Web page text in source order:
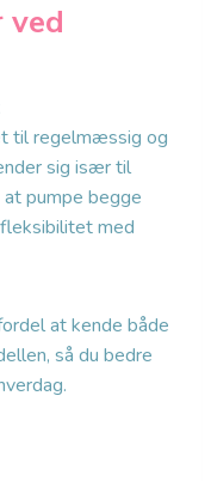
ved
til regelmæssig og
sig især til
pumpe begge
med
at kende både
så du bedre